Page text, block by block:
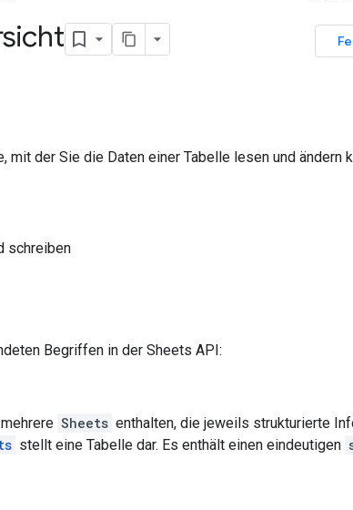
mit der Sie die Daten einer Tabelle lesen und ändern
schreiben
Begriffen in der Sheets API:
Sheets enthalten, die jeweils strukturierte
stellt eine Tabelle dar. Es enthält einen eindeutigen